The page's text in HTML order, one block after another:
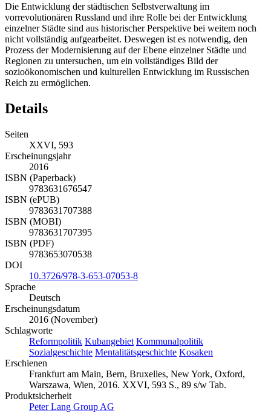
Die Entwicklung der städtischen Selbstverwaltung im
vorrevolutionären Russland und ihre Rolle bei der Entwicklung
einzelner Städte sind aus historischer Perspektive bei weitem noch
nicht vollständig aufgearbeitet. Deswegen ist es notwendig, den
Prozess der Modernisierung auf der Ebene einzelner Städte und
Regionen zu untersuchen, um ein vollständiges Bild der
sozioökonomischen und kulturellen Entwicklung im Russischen
XXVI, 593
Erscheinungsjahr
2016
ISBN (Paperback)
9783631676547
ISBN (ePUB)
9783631707388
ISBN (MOBI)
9783631707395
ISBN (PDF)
10.3726/978-3-653-07053-8
Sprache
Deutsch
Erscheinungsdatum
2016 (November)
Schlagworte
Reformpolitik Kubangebiet Kommunalpolitik
Sozialgeschichte
Erschienen
Frankfurt am Main, Bern, Bruxelles, New York, Oxford,
Warszawa, Wien, 2016. XXVI, 593 S., 89 s/w Tab.
Produktsicherheit